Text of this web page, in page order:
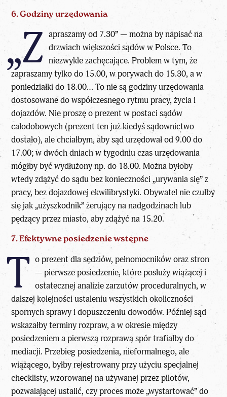
6. Godziny urzędowania
„Z apraszamy od 7.30” — można by napisać na
drzwiach większości sądów w Polsce. To
niezwykle zachęcające. Problem w tym, że
zapraszamy tylko do 15.00, w porywach do 15.30, a w
poniedziałki do 18.00… To nie są godziny urzędowania
dostosowane do współczesnego rytmu pracy, życia i
dojazdów. Nie proszę o prezent w postaci sądów
całodobowych (prezent ten już kiedyś sądownictwo
dostało), ale chciałbym, aby sąd urzędował od 9.00 do
17.00; w dwóch dniach w tygodniu czas urzędowania
mógłby być wydłużony np. do 18.00. Można byłoby
wtedy zdążyć do sądu bez konieczności „urywania się” z
pracy, bez dojazdowej ekwilibrystyki. Obywatel nie czułby
się jak „użyszkodnik” żerujący na nadgodzinach lub
pędzący przez miasto, aby zdążyć na 15.20.
7. Efektywne posiedzenie wstępne
T o prezent dla sędziów, pełnomocników oraz stron
— pierwsze posiedzenie, które posłuży wiążącej i
ostatecznej analizie zarzutów proceduralnych, w
dalszej kolejności ustaleniu wszystkich okoliczności
spornych sprawy i dopuszczeniu dowodów. Później sąd
wskazałby terminy rozpraw, a w okresie między
posiedzeniem a pierwszą rozprawą spór trafiałby do
mediacji. Przebieg posiedzenia, nieformalnego, ale
wiążącego, byłby rejestrowany przy użyciu specjalnej
checklisty, wzorowanej na używanej przez pilotów,
pozwalającej ustalić, czy proces może „wystartować” do